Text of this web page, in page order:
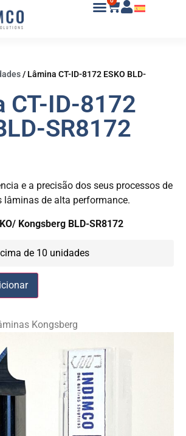
/ Lâmina CT-ID-8172 ESKO BLD-
CT-ID-8172
SR8172
e a precisão dos seus processos de
lâminas de alta performance.
Kongsberg BLD-SR8172
de 10 unidades
Kongsberg